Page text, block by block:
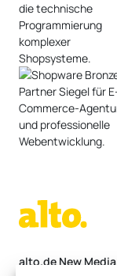
alto.de New Media